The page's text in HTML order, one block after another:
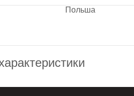
Польша